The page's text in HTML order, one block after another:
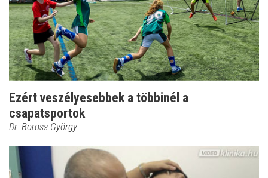
Ezért veszélyesebbek a többinél a
csapatsportok
Dr. Boross György